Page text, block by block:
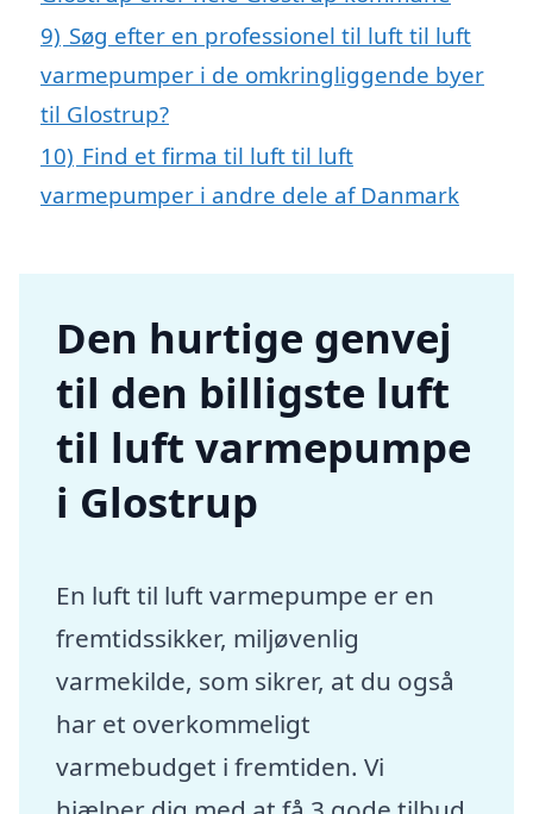
9) Søg efter en professionel til luft til luft
varmepumper i de omkringliggende byer
til Glostrup?
10) Find et firma til luft til luft
varmepumper i andre dele af Danmark
Den hurtige genvej
til den billigste luft
til luft varmepumpe
i Glostrup
En luft til luft varmepumpe er en
fremtidssikker, miljøvenlig
varmekilde, som sikrer, at du også
har et overkommeligt
varmebudget i fremtiden. Vi